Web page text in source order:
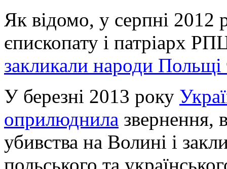
Як відомо, у серпні 2012
єпископату і патріарх
закликали народи Польщі
У березні 2013 року
оприлюднила звернення,
убивства на Волині і
польського та